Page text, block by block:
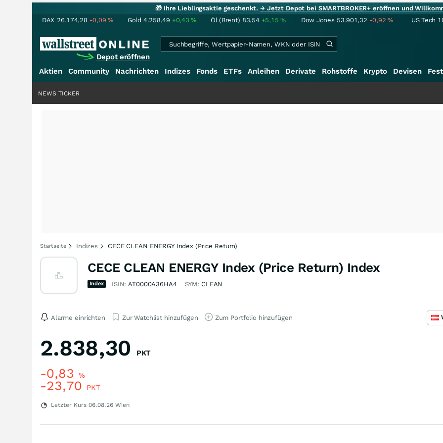
🎁 Ihre Lieblingsaktie geschenkt.→ Jetzt Depot bei SMARTBROKER+ eröffnen und
DAX 26.174,28 -0,09% Gold 4.258,49 +0,43% Öl (Brent) 83,54 +5,15% Dow Jones 53.901,32 -0,92% US Tech
Depot eröffnen
Aktien
Community Nachrichten Indizes Fonds ETFs Anleihen Derivate Rohstoffe Krypto Devisen
NEWS TICKER
Startseite Indizes CECE CLEAN ENERGY Index (Price Return)
CECE CLEAN ENERGY Index (Price Return) Index
Index ISIN:AT0000A36HA4 SYM: CLEAN
Alarme einrichten Zur Watchlist hinzufügen Zum Portfolio hinzufügen
2.838,30 PKT
-0,83 %
-23,70 PKT
Letzter Kurs 06.08.26 Wien